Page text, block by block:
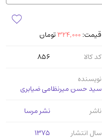
قیمت: 324,000تومان
کد کالا
856
نویسنده
سید حسن میرنظامی ضیابری
ناشر
نشر مرسا
سال انتشار
1375